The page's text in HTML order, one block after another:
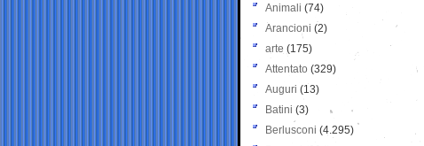
Animali (74)
Arancioni (2)
arte (175)
Attentato (329)
Auguri (13)
Batini (3)
Berlusconi (4.295)